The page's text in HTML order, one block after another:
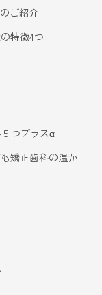
ご紹介
特徴4つ
つプラスα
矯正歯科の温か